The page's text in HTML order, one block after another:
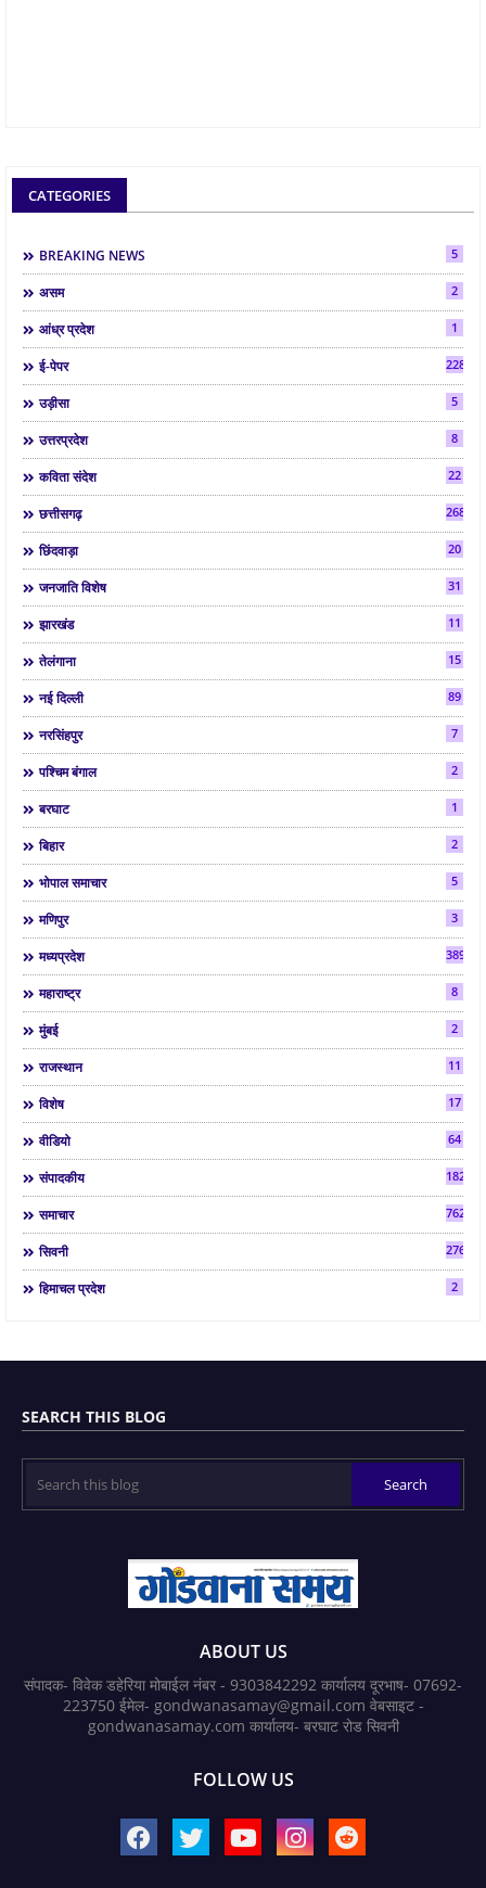
CATEGORIES
BREAKING NEWS 5
असम 2
आंध्र प्रदेश 1
ई-पेपर 2286
उड़ीसा 5
उत्तरप्रदेश 8
कविता संदेश 22
छत्तीसगढ़ 268
छिंदवाड़ा 20
जनजाति विशेष 31
झारखंड 11
तेलंगाना 15
नई दिल्ली 89
नरसिंहपुर 7
पश्चिम बंगाल 2
बरघाट 1
बिहार 2
भोपाल समाचार 5
मणिपुर 3
मध्यप्रदेश 3892
महाराष्ट्र 8
मुंबई 2
राजस्थान 11
विशेष 17
वीडियो 64
संपादकीय 182
समाचार 7624
सिवनी 2763
हिमाचल प्रदेश 2
SEARCH THIS BLOG
ABOUT US
संपादक- विवेक डहेरिया मोबाईल नंबर - 9303842292 कार्यालय दूरभाष- 07692-
223750 ईमेल- gondwanasamay@gmail.com वेबसाइट -
gondwanasamay.com कार्यालय- बरघाट रोड सिवनी
FOLLOW US